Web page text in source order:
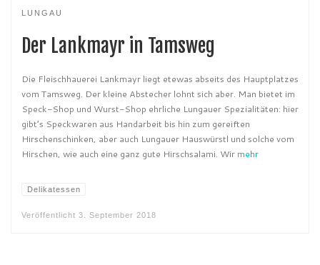
LUNGAU
Der Lankmayr in Tamsweg
Die Fleischhauerei Lankmayr liegt etewas abseits des Hauptplatzes
vom Tamsweg. Der kleine Abstecher lohnt sich aber. Man bietet im
Speck-Shop und Wurst-Shop ehrliche Lungauer Spezialitäten: hier
gibt’s Speckwaren aus Handarbeit bis hin zum gereiften
Hirschenschinken, aber auch Lungauer Hauswürstl und solche vom
Hirschen, wie auch eine ganz gute Hirschsalami. Wir mehr
Delikatessen
Veröffentlicht 3. September 2018